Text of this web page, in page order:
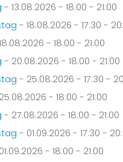
- 13.08.2026 - 18:00 - 21:00
- 18.08.2026 - 17:30 -
- 18:00 - 21:00
- 20.08.2026 - 18:00 - 21:00
- 25.08.2026 - 17:30 -
- 18:00 - 21:00
- 27.08.2026 - 18:00 - 21:00
- 01.09.2026 - 17:30 -
- 18:00 - 21:00